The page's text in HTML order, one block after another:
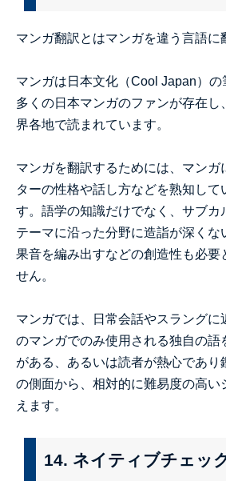
マンガ翻訳とはマンガを違う言語に
マンガは日本文化（Cool Japan）の
多くの日本マンガのファンが存在し
界各地で読まれています。
マンガを翻訳するためには、マンガ
ターの性格や話し方などを熟知して
す。語学の知識だけでなく、サブカ
テーマに沿った分野に造詣が深くな
果音を編み出すなどの創造性も必要
せん。
マンガでは、日常会話やスラングに
のマンガでのみ使用される独自の語
がある、あるいは読者が熱心であり
の側面から、相対的に難易度の高い
えます。
14. ネイティブチェッ